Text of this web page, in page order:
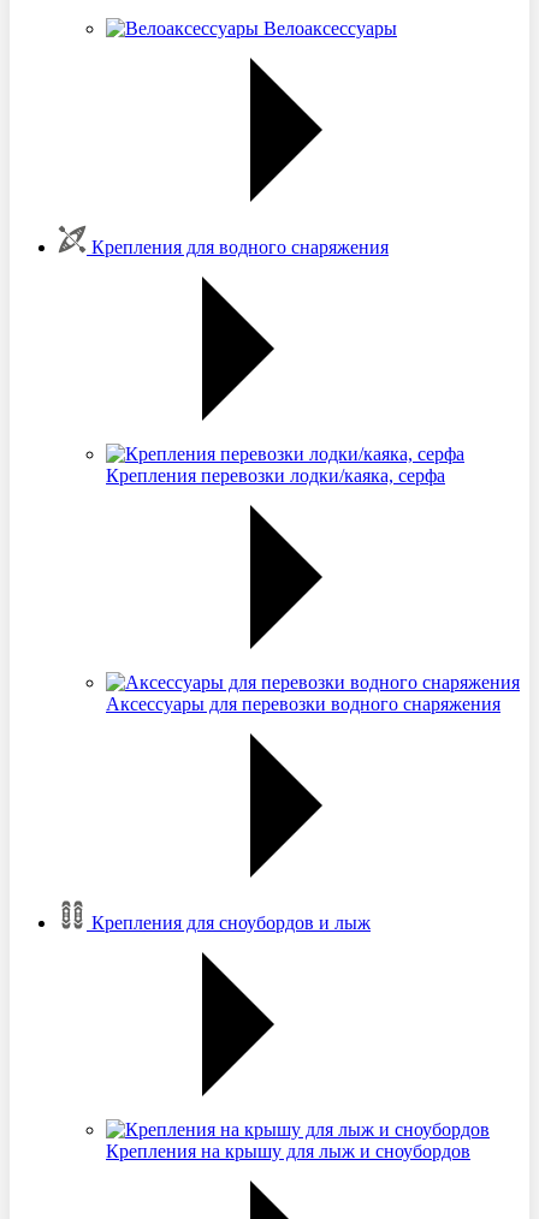
Велоаксессуары
Крепления для водного снаряжения
Крепления перевозки лодки/каяка, серфа
Аксессуары для перевозки водного снаряжения
Крепления для сноубордов и лыж
Крепления на крышу для лыж и сноубордов